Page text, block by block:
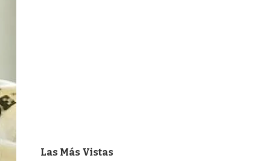
Las Más Vistas